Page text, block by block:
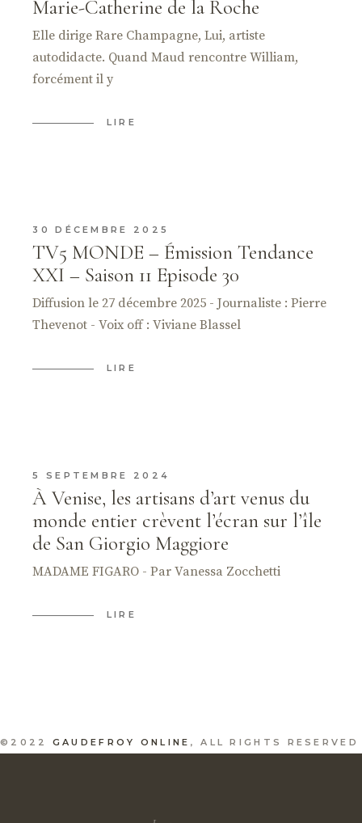
Marie-Catherine de la Roche
Elle dirige Rare Champagne, Lui, artiste
autodidacte. Quand Maud rencontre William,
forcément il y
LIRE
30 DÉCEMBRE 2025
TV5 MONDE – Émission Tendance
XXI – Saison 11 Episode 30
Diffusion le 27 décembre 2025 - Journaliste : Pierre
Thevenot - Voix off : Viviane Blassel
LIRE
5 SEPTEMBRE 2024
À Venise, les artisans d’art venus du
monde entier crèvent l’écran sur l’île
de San Giorgio Maggiore
MADAME FIGARO - Par Vanessa Zocchetti
LIRE
©2022 GAUDEFROY ONLINE , ALL RIGHTS RESERVED